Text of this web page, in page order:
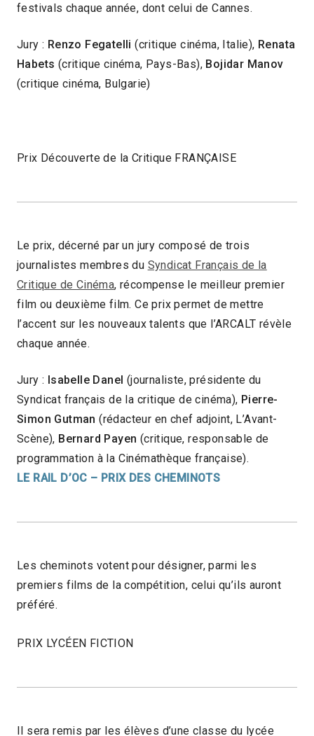
festivals chaque année, dont celui de Cannes.
Jury : Renzo Fegatelli (critique cinéma, Italie), Renata
Habets (critique cinéma, Pays-Bas), Bojidar Manov
(critique cinéma, Bulgarie)
Prix Découverte de la Critique FRANÇAISE
Le prix, décerné par un jury composé de trois
journalistes membres du Syndicat Français de la
Critique de Cinéma, récompense le meilleur premier
film ou deuxième film. Ce prix permet de mettre
l’accent sur les nouveaux talents que l’ARCALT révèle
chaque année.
Jury : Isabelle Danel (journaliste, présidente du
Syndicat français de la critique de cinéma), Pierre-
Simon Gutman (rédacteur en chef adjoint, L’Avant-
Scène), Bernard Payen (critique, responsable de
programmation à la Cinémathèque française).
LE RAIL D’OC – PRIX DES CHEMINOTS
Les cheminots votent pour désigner, parmi les
premiers films de la compétition, celui qu’ils auront
préféré.
PRIX LYCÉEN FICTION
Il sera remis par les élèves d’une classe du lycée